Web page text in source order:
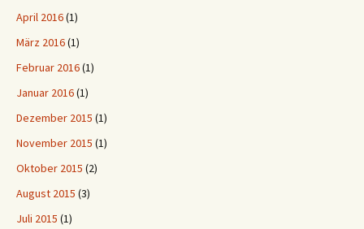
April 2016(1)
März 2016(1)
Februar 2016(1)
Januar 2016(1)
Dezember 2015 (1)
November 2015 (1)
Oktober 2015 (2)
August 2015 (3)
Juli 2015 (1)